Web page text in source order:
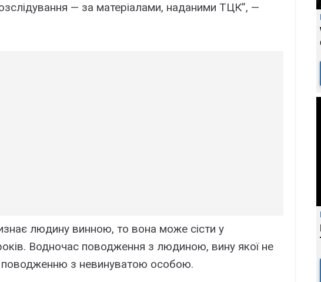
— за матеріалами, наданими ТЦК”, —
людину винною, то вона може сісти у
Водночас поводження з людиною, вину якої не
поводженню з невинуватою особою.